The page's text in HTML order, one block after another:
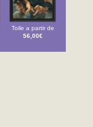
Toile a partir de
56,00€